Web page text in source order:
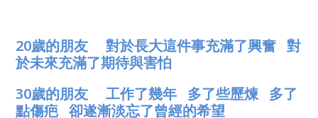
20歲的朋友 對於長大這件事充滿了興奮 對
於未來充滿了期待與害怕
30歲的朋友 工作了幾年 多了些歷煉 多了
點傷疤 卻遂漸淡忘了曾經的希望